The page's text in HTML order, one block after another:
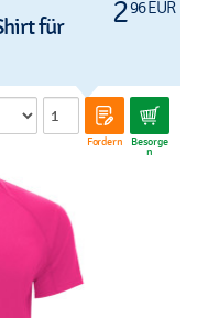
296 EUR
für
Fordern Besorge
n